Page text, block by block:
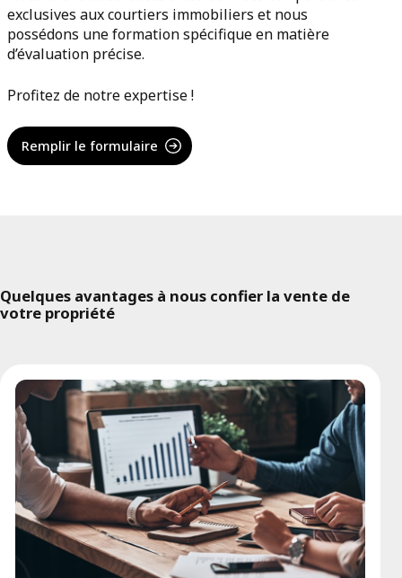
exclusives aux courtiers immobiliers et nous
possédons une formation spécifique en matière
d’évaluation précise.
Profitez de notre expertise !
Remplir le formulaire
Quelques avantages à nous confier la vente de
votre propriété